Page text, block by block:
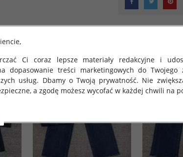
Ci coraz lepsze materiały redakcyjne i
dopasowanie treści marketingowych do Twojego
usług. Dbamy o Twoją prywatność. Nie
a zgodę możesz wycofać w każdej chwili na
obowiązuje Rozporządzenie Parlamentu
ochrony osób fizycznych w związku z
takich danych oraz uchylenia dyrektywy 95/46/WE
o Ochronie Danych"). W związku z
danych oraz zasadach, na jakich odbywa się to po